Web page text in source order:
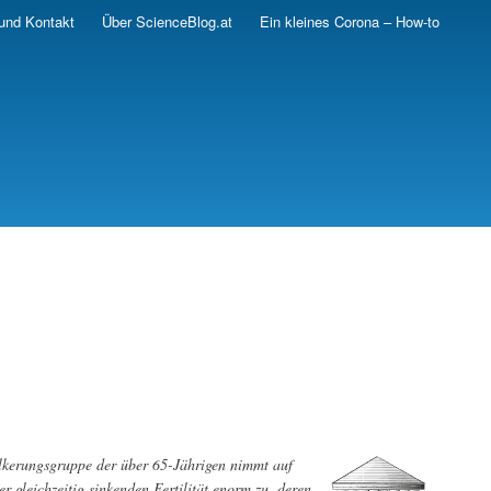
Kontakt Über ScienceBlog.at Ein kleines Corona – How-to
der über 65-Jährigen nimmt auf